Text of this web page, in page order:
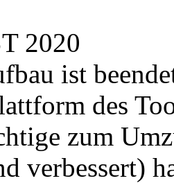
2020
ist
des
zum
verbessert)